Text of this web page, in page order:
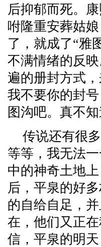
后抑郁而死。
咐隆重安葬姑
了，就成了“雅
不满情绪的反
遍的册封方式
我不要你的封
图沟吧。真不
传说还有很
等等，我无法
中的神奇土地
后，平泉的好
的自给自足，
在，他们又正
信，平泉的明